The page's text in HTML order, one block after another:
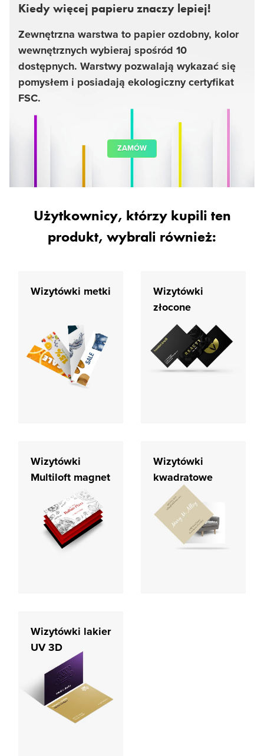
Kiedy więcej papieru znaczy lepiej!
Zewnętrzna warstwa to papier ozdobny, kolor
wewnętrznych wybieraj spośród 10
dostępnych. Warstwy pozwalają wykazać się
pomysłem i posiadają ekologiczny certyfikat
FSC.
ZAMÓW
Użytkownicy, którzy kupili ten
produkt, wybrali również:
Wizytówki metki
Wizytówki
złocone
Wizytówki
Multiloft magnet
Wizytówki
kwadratowe
Wizytówki lakier
UV 3D